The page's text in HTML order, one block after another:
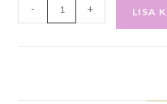
- + LISA